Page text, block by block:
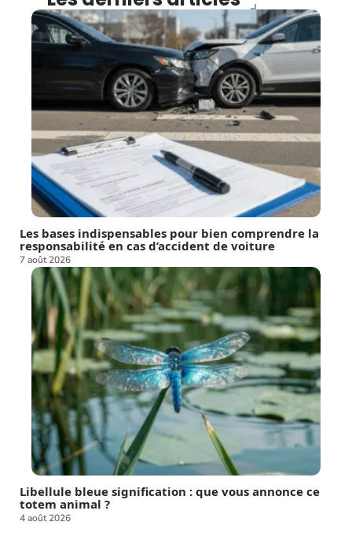
Les bases indispensables pour bien comprendre la
responsabilité en cas d’accident de voiture
7 août 2026
Libellule bleue signification : que vous annonce ce
totem animal ?
4 août 2026